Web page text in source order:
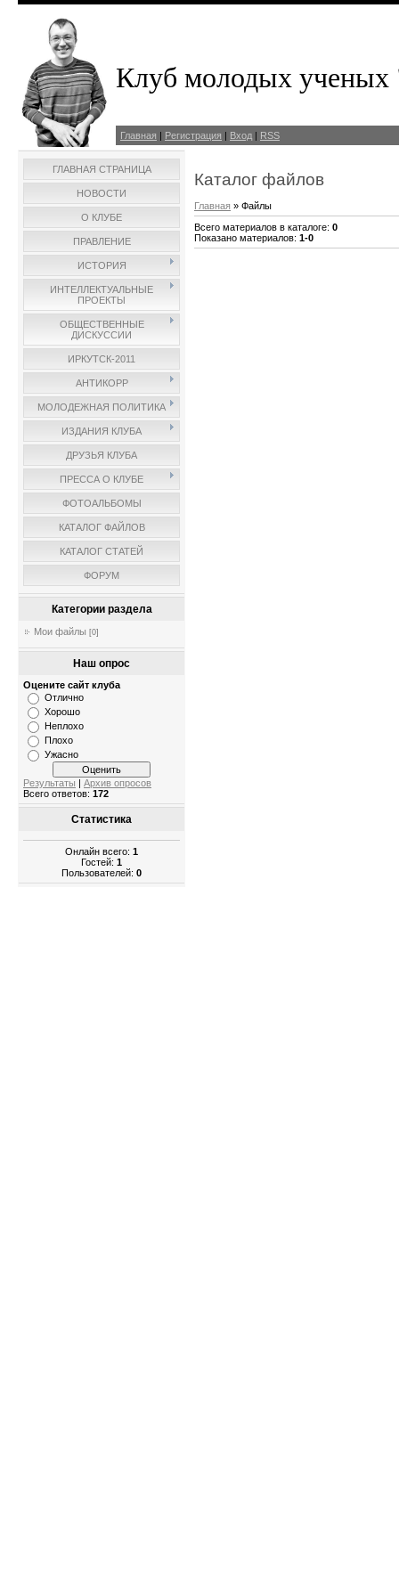
Клуб молодых
Главная | Регистрация | Вход | RSS
ГЛАВНАЯ СТРАНИЦА
НОВОСТИ
О КЛУБЕ
ПРАВЛЕНИЕ
ИСТОРИЯ
ИНТЕЛЛЕКТУАЛЬНЫЕ
ПРОЕКТЫ
ОБЩЕСТВЕННЫЕ
ДИСКУССИИ
ИРКУТСК-2011
АНТИКОРР
МОЛОДЕЖНАЯ ПОЛИТИКА
ИЗДАНИЯ КЛУБА
ДРУЗЬЯ КЛУБА
ПРЕССА О КЛУБЕ
ФОТОАЛЬБОМЫ
КАТАЛОГ ФАЙЛОВ
КАТАЛОГ СТАТЕЙ
ФОРУМ
Категории раздела
Мои файлы [0]
Наш опрос
Оцените сайт клуба
Отлично
Хорошо
Неплохо
Плохо
Ужасно
Результаты | Архив опросов
Всего ответов: 172
Статистика
Онлайн всего: 1
Гостей: 1
Пользователей: 0
Каталог файлов
Главная » Файлы
Всего материалов в каталоге: 0
Показано материалов: 1-0